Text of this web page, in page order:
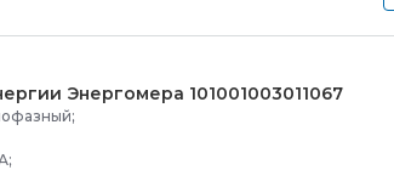
Энергомера 101001003011067